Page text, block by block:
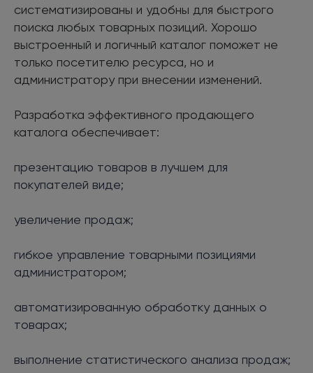
систематизированы и удобны для быстрого
поиска любых товарных позиций. Хорошо
выстроенный и логичный каталог поможет не
только посетителю ресурса, но и
администратору при внесении изменений.
Разработка эффективного продающего
каталога обеспечивает:
презентацию товаров в лучшем для
покупателей виде;
увеличение продаж;
гибкое управление товарными позициями
администратором;
автоматизированную обработку данных о
товарах;
выполнение статистического анализа продаж;